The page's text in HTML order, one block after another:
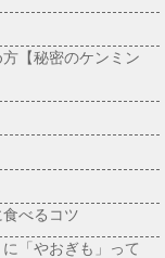
【秘密のケンミン
べるコツ
「やおぎも」って